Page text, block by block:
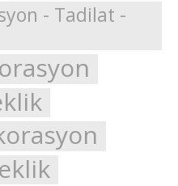
- Tadilat -